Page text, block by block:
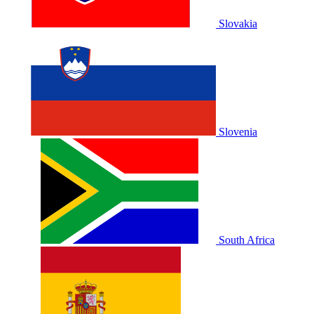
Slovakia
Slovenia
South Africa